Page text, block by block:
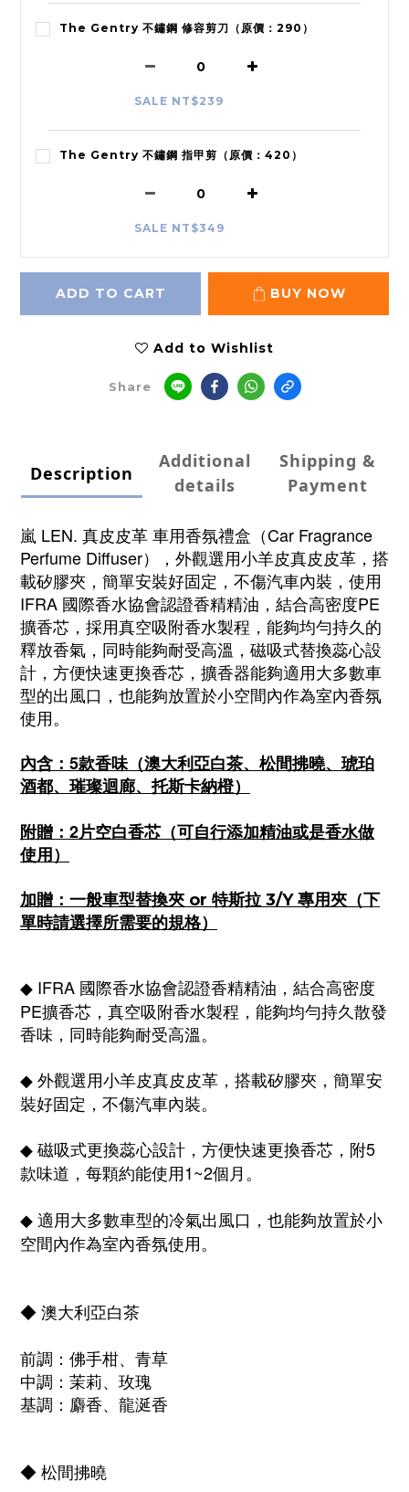
The Gentry 不鏽鋼 修容剪刀（原價：290）
SALE NT$239
The Gentry 不鏽鋼 指甲剪（原價：420）
SALE NT$349
ADD TO CART BUY NOW
Add to Wishlist
Share
Description
Additional
details
Shipping &
Payment
嵐 LEN. 真皮皮革 車用香氛禮盒（Car Fragrance
Perfume Diffuser），外觀選用小羊皮真皮皮革，搭
載矽膠夾， 簡單安裝好固定，不傷汽車內裝， 使用
IFRA 國際香水協會認證香精精油，結合高密度PE
擴香芯，採用真空吸附香水製程，能夠均勻持久的
釋放香氣，同時能夠耐受高溫，磁吸式替換蕊心設
計，方便快速更換香芯，擴香器能夠適用大多數車
型的出風口，也能夠放置於小空間內作為室內香氛
使用。
內含：5款香味（澳大利亞白茶、松間拂曉、琥珀
酒都、璀璨迴廊、托斯卡納橙）
附贈：2片空白香芯（可自行添加精油或是香水做
使用）
加贈：一般車型替換夾 or 特斯拉 3/Y 專用夾（下
單時請選擇所需要的規格）
◆ IFRA 國際香水協會認證香精精油，結合高密度
PE擴香芯，真空吸附香水製程，能夠均勻持久散發
香味，同時能夠耐受高溫。
◆ 外觀選用小羊皮真皮皮革，搭載矽膠夾， 簡單安
裝好固定，不傷汽車內裝。
◆ 磁吸式更換蕊心設計， 方便快速更換香芯，附5
款味道，每顆約能使用1~2個月。
◆ 適用大多數車型的冷氣出風口，也能夠放置於小
空間內作為室內香氛使用。
◆ 澳大利亞白茶
前調：佛手柑、青草
中調：茉莉、玫瑰
基調：麝香、龍涎香
◆ 松間拂曉